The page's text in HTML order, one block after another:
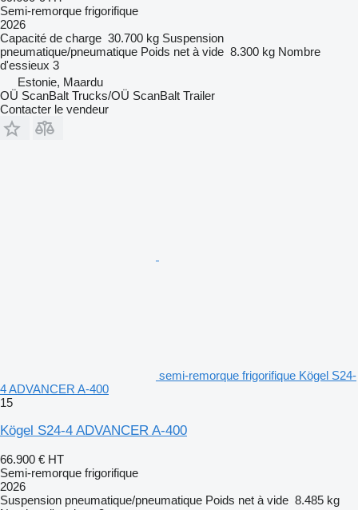
Semi-remorque frigorifique
2026
Capacité de charge 30.700 kg Suspension
pneumatique/pneumatique Poids net à vide 8.300 kg Nombre
d'essieux 3
Estonie, Maardu
OÜ ScanBalt Trucks/OÜ ScanBalt Trailer
Contacter le vendeur
semi-remorque frigorifique Kögel S24-
4 ADVANCER A-400
15
Kögel S24-4 ADVANCER A-400
66.900 € HT
Semi-remorque frigorifique
2026
Suspension pneumatique/pneumatique Poids net à vide 8.485 kg